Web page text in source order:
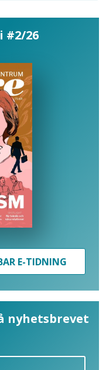
#2/26
E-TIDNING
nyhetsbrevet